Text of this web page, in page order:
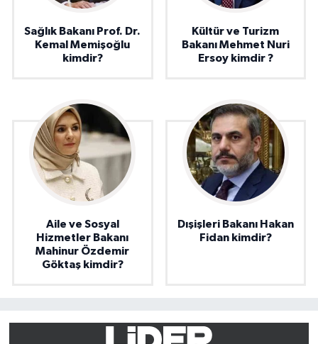
Sağlık Bakanı Prof. Dr.
Kemal Memişoğlu
kimdir?
Kültür ve Turizm
Bakanı Mehmet Nuri
Ersoy kimdir ?
Aile ve Sosyal
Hizmetler Bakanı
Mahinur Özdemir
Göktaş kimdir?
Dışişleri Bakanı Hakan
Fidan kimdir?